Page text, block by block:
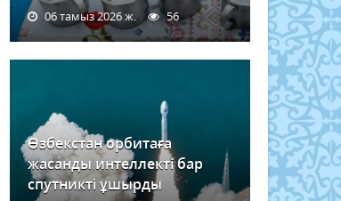
06 тамыз 2026 ж. 56
Өзбекстан орбитаға
жасанды интеллекті бар
спутникті ұшырды